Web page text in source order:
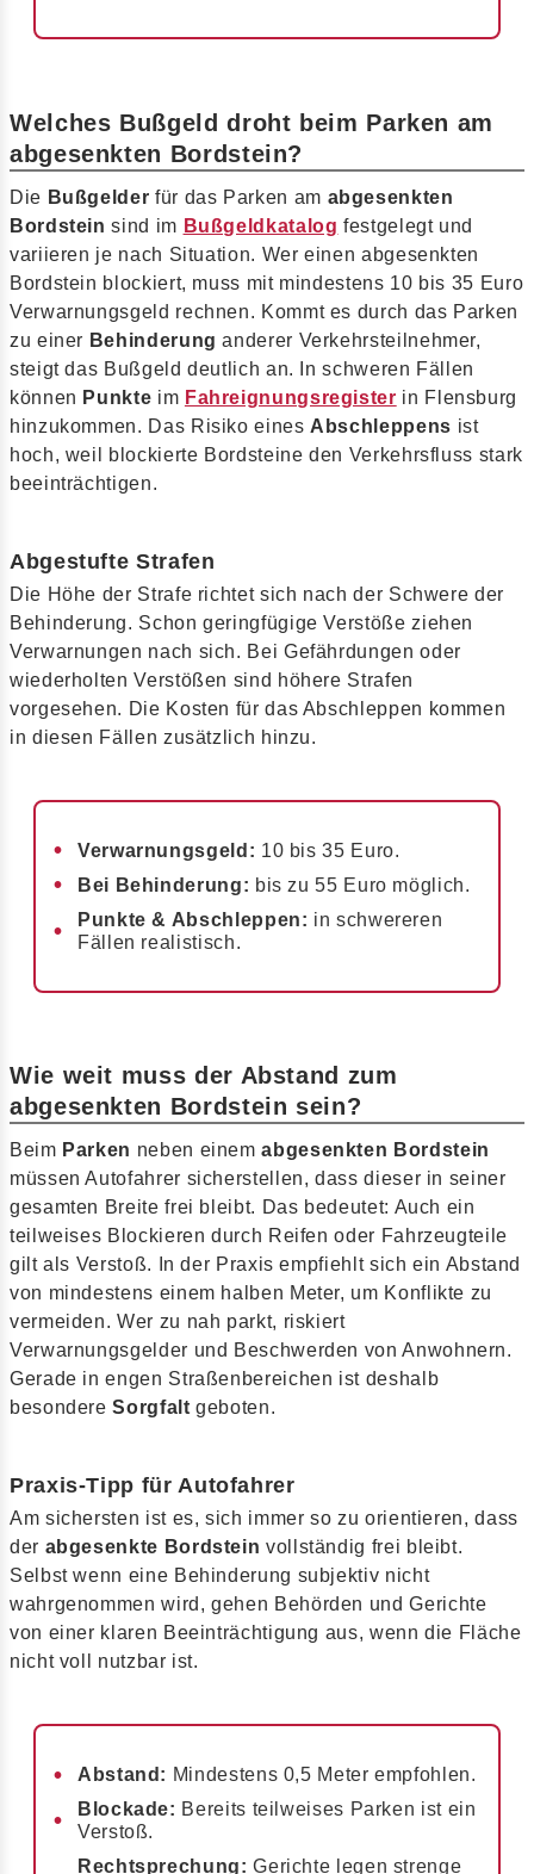
Welches Bußgeld droht beim Parken am
abgesenkten Bordstein?
Die Bußgelder für das Parken am abgesenkten
Bordstein sind im Bußgeldkatalog festgelegt und
variieren je nach Situation. Wer einen abgesenkten
Bordstein blockiert, muss mit mindestens 10 bis 35 Euro
Verwarnungsgeld rechnen. Kommt es durch das Parken
zu einer Behinderung anderer Verkehrsteilnehmer,
steigt das Bußgeld deutlich an. In schweren Fällen
können Punkte im Fahreignungsregister in Flensburg
hinzukommen. Das Risiko eines Abschleppens ist
hoch, weil blockierte Bordsteine den Verkehrsfluss stark
beeinträchtigen.
Abgestufte Strafen
Die Höhe der Strafe richtet sich nach der Schwere der
Behinderung. Schon geringfügige Verstöße ziehen
Verwarnungen nach sich. Bei Gefährdungen oder
wiederholten Verstößen sind höhere Strafen
vorgesehen. Die Kosten für das Abschleppen kommen
in diesen Fällen zusätzlich hinzu.
Verwarnungsgeld: 10 bis 35 Euro.
Bei Behinderung: bis zu 55 Euro möglich.
Punkte & Abschleppen: in schwereren
Fällen realistisch.
Wie weit muss der Abstand zum
abgesenkten Bordstein sein?
Beim Parken neben einemabgesenkten Bordstein
müssen Autofahrer sicherstellen, dass dieser in seiner
gesamten Breite frei bleibt. Das bedeutet: Auch ein
teilweises Blockieren durch Reifen oder Fahrzeugteile
gilt als Verstoß. In der Praxis empfiehlt sich ein Abstand
von mindestens einem halben Meter, um Konflikte zu
vermeiden. Wer zu nah parkt, riskiert
Verwarnungsgelder und Beschwerden von Anwohnern.
Gerade in engen Straßenbereichen ist deshalb
besondereSorgfalt geboten.
Praxis-Tipp für Autofahrer
Am sichersten ist es, sich immer so zu orientieren, dass
der abgesenkte Bordstein vollständig frei bleibt.
Selbst wenn eine Behinderung subjektiv nicht
wahrgenommen wird, gehen Behörden und Gerichte
von einer klaren Beeinträchtigung aus, wenn die Fläche
nicht voll nutzbar ist.
Abstand: Mindestens 0,5 Meter empfohlen.
Blockade: Bereits teilweises Parken ist ein
Verstoß.
Rechtsprechung: Gerichte legen strenge